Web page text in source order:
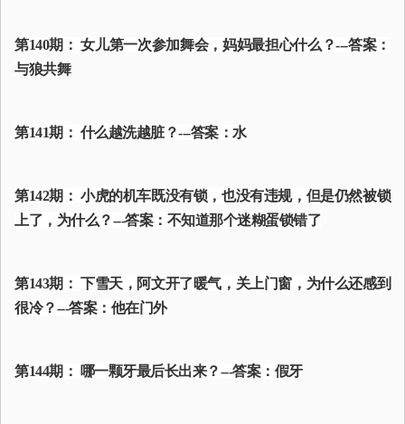
第140期： 女儿第一次参加舞会，妈妈最担心什么？---答案：
与狼共舞
第141期： 什么越洗越脏？---答案：水
第142期： 小虎的机车既没有锁，也没有违规，但是仍然被锁
上了，为什么？---答案：不知道那个迷糊蛋锁错了
第143期： 下雪天，阿文开了暖气，关上门窗，为什么还感到
很冷？---答案：他在门外
第144期： 哪一颗牙最后长出来？---答案：假牙